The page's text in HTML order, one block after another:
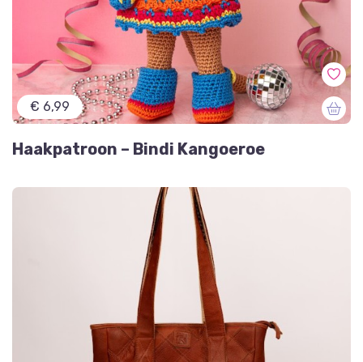
€ 6,99
Haakpatroon – Bindi Kangoeroe